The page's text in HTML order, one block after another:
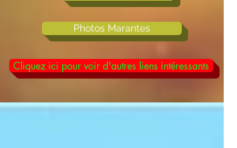
Photos Marantes
Cliquez ici pour voir d'autres liens intéressants